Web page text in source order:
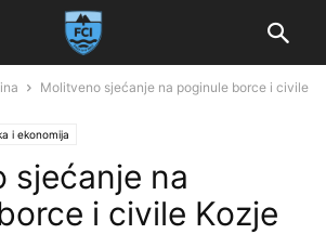
Molitveno sjećanje na poginule borce i civile
i ekonomija
sjećanje na
i civile Kozje